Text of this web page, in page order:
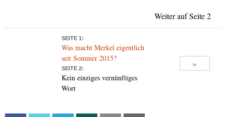
Weiter auf Seite 2
SEITE 1:
Was macht Merkel eigentlich
seit Sommer 2015?
SEITE 2:
Kein einziges vernünftiges
Wort
»